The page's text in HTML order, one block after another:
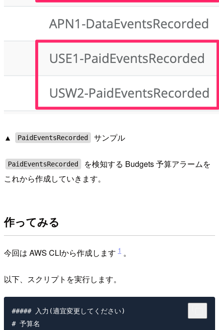
▲ PaidEventsRecorded サンプル
PaidEventsRecorded
を検知する Budgets 予算アラームを
これから作成していきます。
作ってみる
今回は AWS CLIから作成します 1 。
以下、スクリプトを実行します。
##### 入力(適宜変更してください)
# 予算名